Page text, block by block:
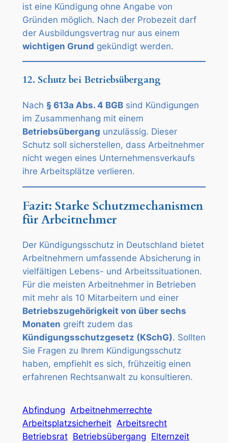
ist eine Kündigung ohne Angabe von
Gründen möglich. Nach der Probezeit darf
der Ausbildungsvertrag nur aus einem
wichtigen Grund gekündigt werden.
12. Schutz bei Betriebsübergang
Nach § 613a Abs. 4 BGBsind Kündigungen
im Zusammenhang mit einem
Betriebsübergang unzulässig. Dieser
Schutz soll sicherstellen, dass Arbeitnehmer
nicht wegen eines Unternehmensverkaufs
ihre Arbeitsplätze verlieren.
Fazit: Starke Schutzmechanismen
für Arbeitnehmer
Der Kündigungsschutz in Deutschland bietet
Arbeitnehmern umfassende Absicherung in
vielfältigen Lebens- und Arbeitssituationen.
Für die meisten Arbeitnehmer in Betrieben
mit mehr als 10 Mitarbeitern und einer
Betriebszugehörigkeit von über sechs
Monaten greift zudem das
Kündigungsschutzgesetz (KSchG). Sollten
Sie Fragen zu Ihrem Kündigungsschutz
haben, empfiehlt es sich, frühzeitig einen
erfahrenen Rechtsanwalt zu konsultieren.
Abfindung Arbeitnehmerrechte
Arbeitsplatzsicherheit Arbeitsrecht
Betriebsrat Betriebsübergang Elternzeit